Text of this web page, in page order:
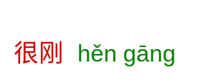
很刚 hěn gāng